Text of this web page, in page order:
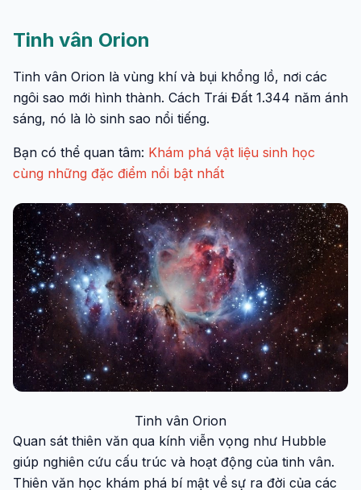
Tinh vân Orion
Tinh vân Orion là vùng khí và bụi khổng lồ, nơi các
ngôi sao mới hình thành. Cách Trái Đất 1.344 năm ánh
sáng, nó là lò sinh sao nổi tiếng.
Bạn có thể quan tâm: Khám phá vật liệu sinh học
cùng những đặc điểm nổi bật nhất
Tinh vân Orion
Quan sát thiên văn qua kính viễn vọng như Hubble
giúp nghiên cứu cấu trúc và hoạt động của tinh vân.
Thiên văn học khám phá bí mật về sự ra đời của các